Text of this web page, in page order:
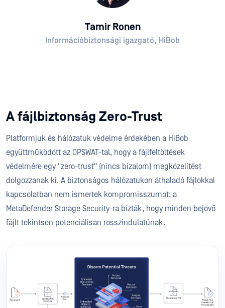
Tamir Ronen
Információbiztonsági igazgató, HiBob
A fájlbiztonság Zero-Trust
Platformjuk és hálózatuk védelme érdekében a HiBob
együttműködött az OPSWAT-tal, hogy a fájlfeltöltések
védelmére egy "zero-trust" (nincs bizalom) megközelítést
dolgozzanak ki. A biztonságos hálózatukon áthaladó fájlokkal
kapcsolatban nem ismertek kompromisszumot; a
MetaDefender Storage Security-ra bízták, hogy minden bejövő
fájlt tekintsen potenciálisan rosszindulatúnak.